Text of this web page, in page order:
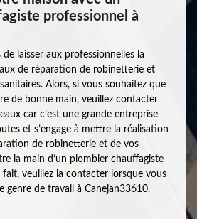
professionnel à
laisser aux professionnelles la
de réparation de robinetterie et
Alors, si vous souhaitez que
de bonne main, veuillez contacter
car c’est une grande entreprise
et s’engage à mettre la réalisation
de robinetterie et de vos
la main d’un plombier chauffagiste
fait, veuillez la contacter lorsque vous
genre de travail à Canejan33610.